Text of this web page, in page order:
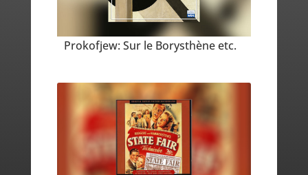
Prokofjew: Sur le Borysthène etc.